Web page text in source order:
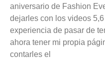
aniversario de Fashion
dejarles con los videos
experiencia de pasar de
ahora tener mi propia
contarles el